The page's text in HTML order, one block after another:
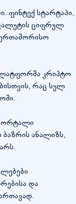
ფინტექ სტარტაპი,
ციფრულ
კრიპტო
რაც სულ
ანალიზს,
და